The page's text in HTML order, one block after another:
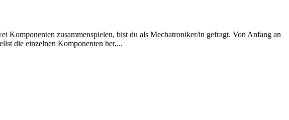
Komponenten zusammenspielen, bist du als Mechatroniker/in gefragt. Von Anfang an
die einzelnen Komponenten her,...